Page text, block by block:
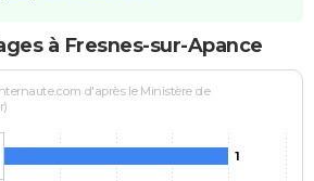
à Fresnes-sur-Apance
d'après le Ministère de
1